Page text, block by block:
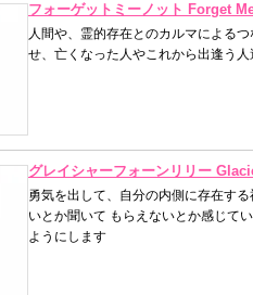
フォーゲットミーノット Forget
人間や、霊的存在とのカルマによる
せ、亡くなった人やこれから出逢う人
グレイシャーフォーンリリー
勇気を出して、自分の内側に存在す
いとか聞いて もらえないとか感じて
ようにします